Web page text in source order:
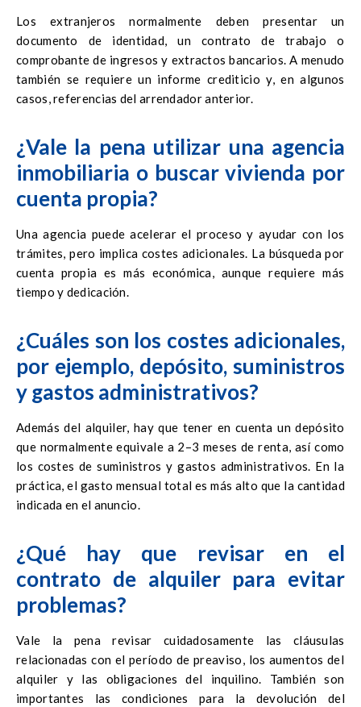
Los extranjeros normalmente deben presentar un
documento de identidad, un contrato de trabajo o
comprobante de ingresos y extractos bancarios. A menudo
también se requiere un informe crediticio y, en algunos
casos, referencias del arrendador anterior.
¿Vale la pena utilizar una agencia
inmobiliaria o buscar vivienda por
cuenta propia?
Una agencia puede acelerar el proceso y ayudar con los
trámites, pero implica costes adicionales. La búsqueda por
cuenta propia es más económica, aunque requiere más
tiempo y dedicación.
¿Cuáles son los costes adicionales,
por ejemplo, depósito, suministros
y gastos administrativos?
Además del alquiler, hay que tener en cuenta un depósito
que normalmente equivale a 2–3 meses de renta, así como
los costes de suministros y gastos administrativos. En la
práctica, el gasto mensual total es más alto que la cantidad
indicada en el anuncio.
¿Qué hay que revisar en el
contrato de alquiler para evitar
problemas?
Vale la pena revisar cuidadosamente las cláusulas
relacionadas con el período de preaviso, los aumentos del
alquiler y las obligaciones del inquilino. También son
importantes las condiciones para la devolución del